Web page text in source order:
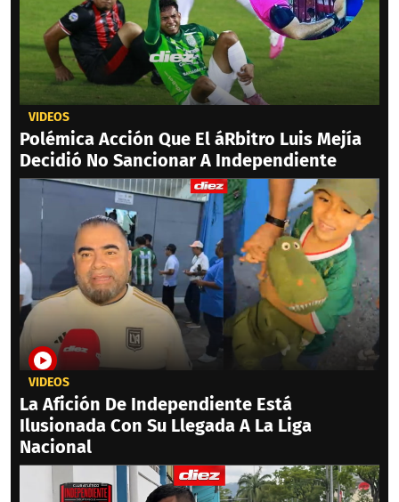
VIDEOS
Polémica Acción Que El áRbitro Luis Mejía
Decidió No Sancionar A Independiente
VIDEOS
La Afición De Independiente Está
Ilusionada Con Su Llegada A La Liga
Nacional